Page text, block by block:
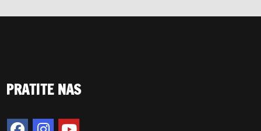
PRATITE NAS